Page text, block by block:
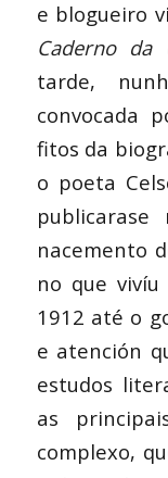
e blogueiro
Caderno da
tarde,
convocada
fitos da
o poeta
nacemento
no que
1912 até o
e atención
estudos
as
complexo,